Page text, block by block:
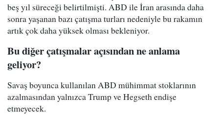
beş yıl süreceği belirtilmişti. ABD ile İran arasında daha
sonra yaşanan bazı çatışma turları nedeniyle bu rakamın
artık çok daha yüksek olması bekleniyor.
Bu diğer çatışmalar açısından ne anlama
geliyor?
Savaş boyunca kullanılan ABD mühimmat stoklarının
azalmasından yalnızca Trump ve Hegseth endişe
etmeyecek.